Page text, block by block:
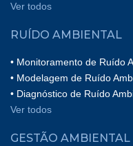
Ver todos
RUÍDO AMBIENTAL
• Monitoramento de Ruído
• Modelagem de Ruído
• Diagnóstico de Ruído
Ver todos
GESTÃO AMBIENTAL